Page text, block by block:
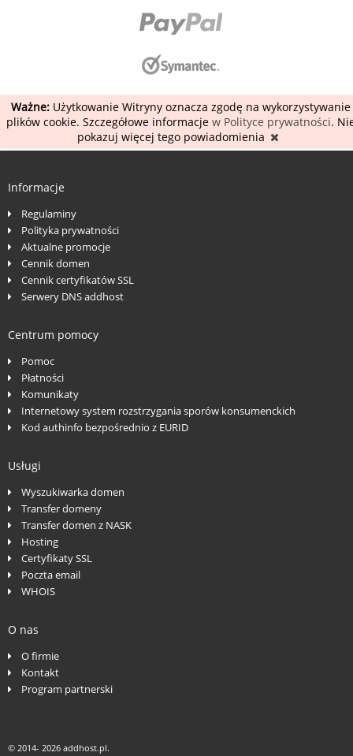
Ważne:Użytkowanie Witryny oznacza zgodę na wykorzystywanie
plików cookie. Szczegółowe informacje w Polityce prywatności.
pokazuj więcej tego powiadomienia
Informacje
Regulaminy
Polityka prywatności
Aktualne promocje
Cennik domen
Cennik certyfikatów SSL
Serwery DNS addhost
Centrum pomocy
Pomoc
Płatności
Komunikaty
Internetowy system rozstrzygania sporów konsumenckich
Kod authinfo bezpośrednio z EURID
Usługi
Wyszukiwarka domen
Transfer domeny
Transfer domen z NASK
Hosting
Certyfikaty SSL
Poczta email
WHOIS
O nas
O firmie
Kontakt
Program partnerski
© 2014- 2026 addhost.pl.